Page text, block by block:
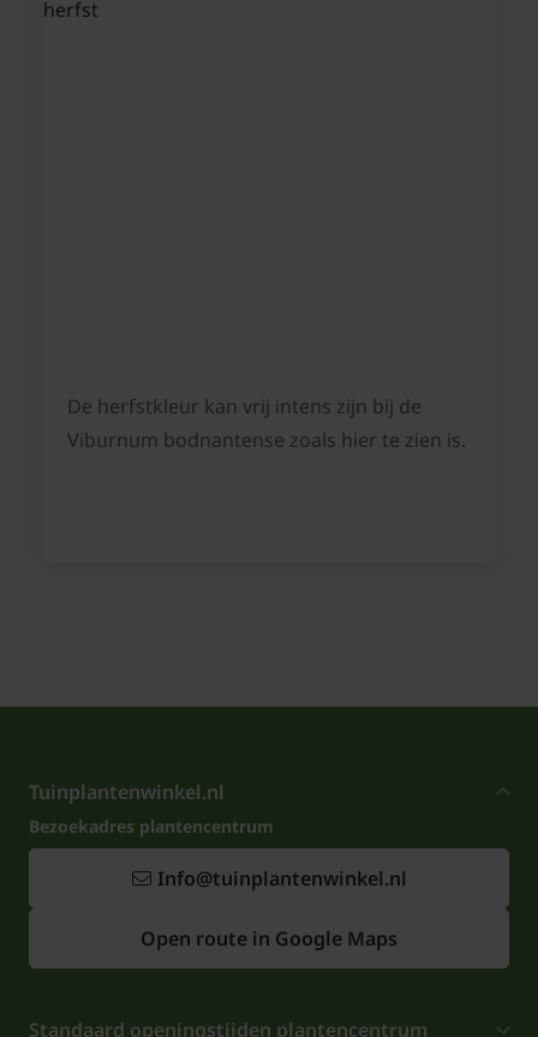
De herfstkleur kan vrij intens zijn bij de
Viburnum bodnantense zoals hier te zien is.
Tuinplantenwinkel.nl
Bezoekadres plantencentrum
Info@tuinplantenwinkel.nl
Open route in Google Maps
Standaard openingstijden plantencentrum